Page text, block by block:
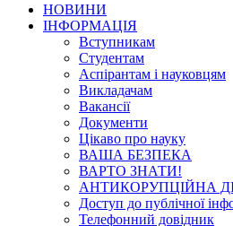
НОВИНИ
ІНФОРМАЦІЯ
Вступникам
Студентам
Аспірантам і науковцям
Викладачам
Вакансії
Документи
Цікаво про науку
ВАША БЕЗПЕКА
ВАРТО ЗНАТИ!
АНТИКОРУПЦІЙНА
Доступ до публічної
Телефонний довідник